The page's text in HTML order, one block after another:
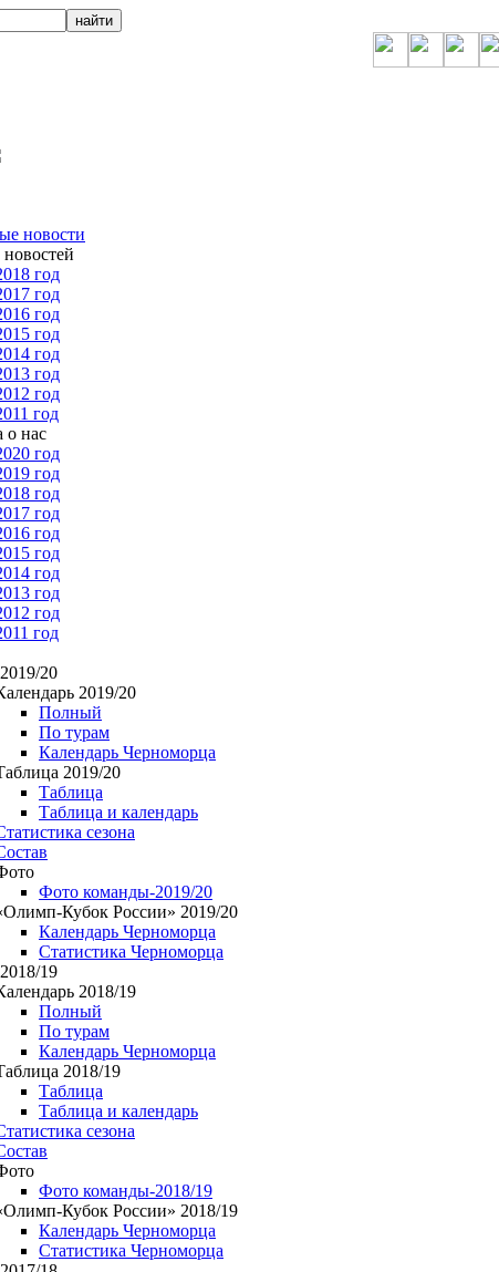
новости
год
год
год
год
год
год
год
год
о нас
год
год
год
год
год
год
год
год
год
год
20
2019/20
Полный
По турам
Календарь Черноморца
2019/20
Таблица
Таблица и календарь
сезона
Фото команды-2019/20
Кубок России» 2019/20
Календарь Черноморца
Статистика Черноморца
19
2018/19
Полный
По турам
Календарь Черноморца
2018/19
Таблица
Таблица и календарь
сезона
Фото команды-2018/19
Кубок России» 2018/19
Календарь Черноморца
Статистика Черноморца